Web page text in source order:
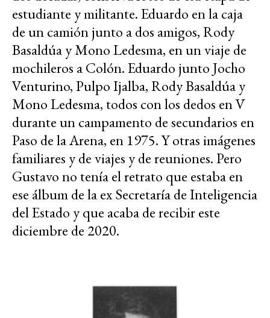
estudiante y militante. Eduardo en la caja
de un camión junto a dos amigos, Rody
Basaldúa y Mono Ledesma, en un viaje de
mochileros a Colón. Eduardo junto Jocho
Venturino, Pulpo Ijalba, Rody Basaldúa y
Mono Ledesma, todos con los dedos en V
durante un campamento de secundarios en
Paso de la Arena, en 1975. Y otras imágenes
familiares y de viajes y de reuniones. Pero
Gustavo no tenía el retrato que estaba en
ese álbum de la ex Secretaría de Inteligencia
del Estado y que acaba de recibir este
diciembre de 2020.